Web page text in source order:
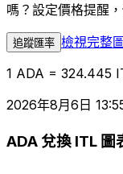
嗎？設定價格提醒
追蹤匯率 檢視完整
1 ADA = 324.445
2026年8月6日
ADA 兌換 ITL 圖